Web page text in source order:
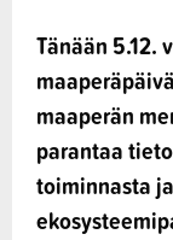
Tänään 5.12.
maaperän
parantaa
toiminnasta